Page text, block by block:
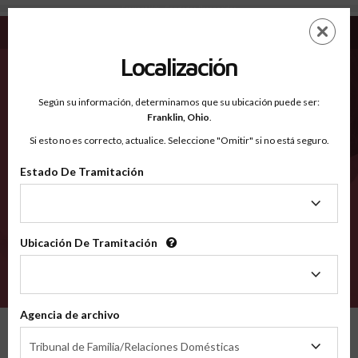
Fremont WY - Condados Reconocidos
EN
Condados Reconocidos
2600
Localización
Según su información, determinamos que su ubicación puede ser:
Franklin, Ohio.
Si esto no es correcto, actualice. Seleccione "Omitir" si no está seguro.
Estado De Tramitación
Tramitación
Ubicación De Tramitación
Tramitación
Agencia de archivo
Tribunal de Familia/Relaciones Domésticas
de